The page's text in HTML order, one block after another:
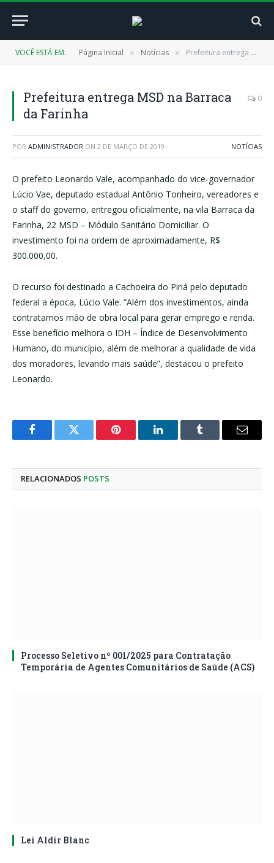
VOCÊ ESTÁ EM: Página Inicial » Notícias » Prefeitura entrega MSD na Barraca da Farinha
Prefeitura entrega MSD na Barraca
da Farinha
0
POR ADMINISTRADOR ON 2 DE MARÇO DE 2019 NOTÍCIAS
O prefeito Leonardo Vale, acompanhado do vice-governador
Lúcio Vae, deputado estadual Antônio Tonheiro, vereadores e
o staff do governo, entregou oficialmente, na vila Barraca da
Farinha, 22 MSD – Módulo Sanitário Domiciliar. O
investimento foi na ordem de aproximadamente, R$
300.000,00.
O recurso foi destinado a Cachoeira do Piriá pelo deputado
federal a época, Lúcio Vale. “Além dos investimentos, ainda
contratamos mão de obra local para gerar emprego e renda.
Esse benefício melhora o IDH – Índice de Desenvolvimento
Humano, do município, além de melhorar a qualidade de vida
dos moradores, levando mais saúde”, destacou o prefeito
Leonardo.
FacebookTwitter Pinterest LinkedInTumblr
E-
RELACIONADOS POSTS
Processo Seletivo nº 001/2025 para Contratação
Temporária de Agentes Comunitários de Saúde (ACS)
Lei Aldir Blanc